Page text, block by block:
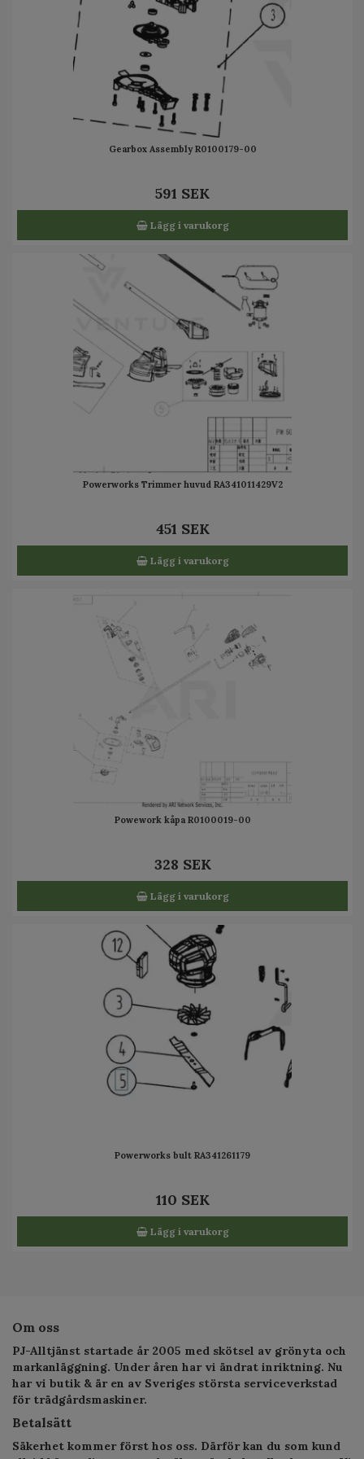
Gearbox Assembly R0100179-00
591 SEK
Lägg i varukorg
Powerworks Trimmer huvud RA341011429V2
451 SEK
Lägg i varukorg
Powework kåpa R0100019-00
328 SEK
Lägg i varukorg
Powerworks bult RA341261179
110 SEK
Lägg i varukorg
Om oss
PJ-Alltjänst startade år 2005 med skötsel av grönyta och
markanläggning. Under åren har vi ändrat inriktning. Nu
har vi butik & är en av Sveriges största serviceverkstad
för trädgårdsmaskiner.
Betalsätt
Säkerhet kommer först hos oss. Därför kan du som kund